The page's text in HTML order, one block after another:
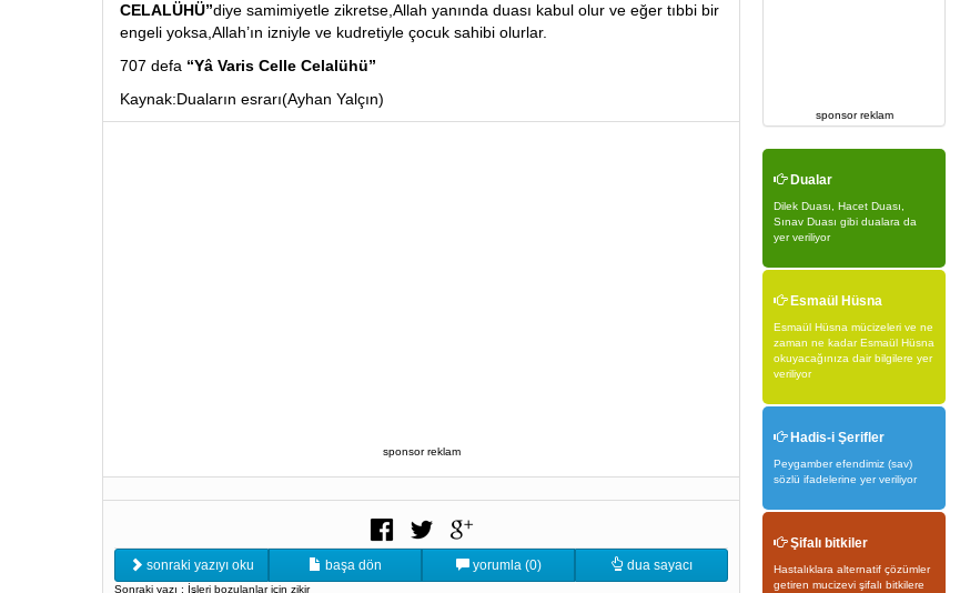
CELALÜHÜ”diye samimiyetle zikretse,Allah yanında duası kabul olur ve eğer tıbbi bir
engeli yoksa,Allah’ın izniyle ve kudretiyle çocuk sahibi olurlar.
707 defa “Yâ Varis Celle Celalühü”
Kaynak:Duaların esrarı(Ayhan Yalçın)
sponsor reklam
sonraki yazıyı oku başa dön yorumla (0) dua sayacı
Sonraki yazı : İşleri bozulanlar için zikir
sponsor reklam
Dualar
Dilek Duası, Hacet Duası,
Sınav Duası gibi dualara da
yer veriliyor
Esmaül Hüsna
Esmaül Hüsna mücizeleri ve ne
zaman ne kadar Esmaül Hüsna
okuyacağınıza dair bilgilere yer
veriliyor
Hadis-i Şerifler
Peygamber efendimiz (sav)
sözlü ifadelerine yer veriliyor
Şifalı bitkiler
Hastalıklara alternatif çözümler
getiren mucizevi şifalı bitkilere